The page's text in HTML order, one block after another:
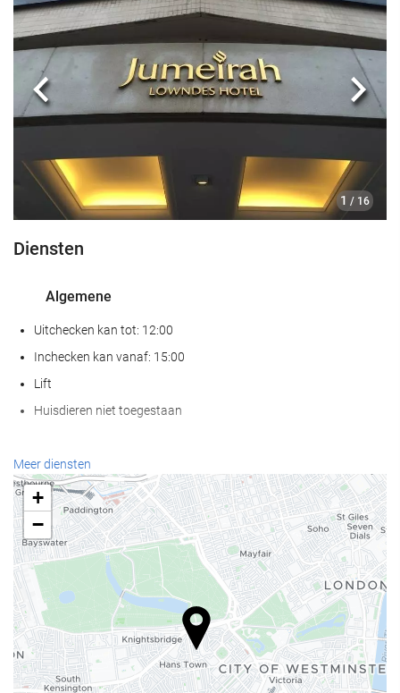
1 / 16
Vorige
Diensten
Algemene
Uitchecken kan tot: 12:00
Inchecken kan vanaf: 15:00
Lift
Huisdieren niet toegestaan
Receptiediensten
24-uursreceptie
Bagageopslag
Eten en drinken
À-la-carterestaurant
Bar
Internet
Meer diensten
+
−